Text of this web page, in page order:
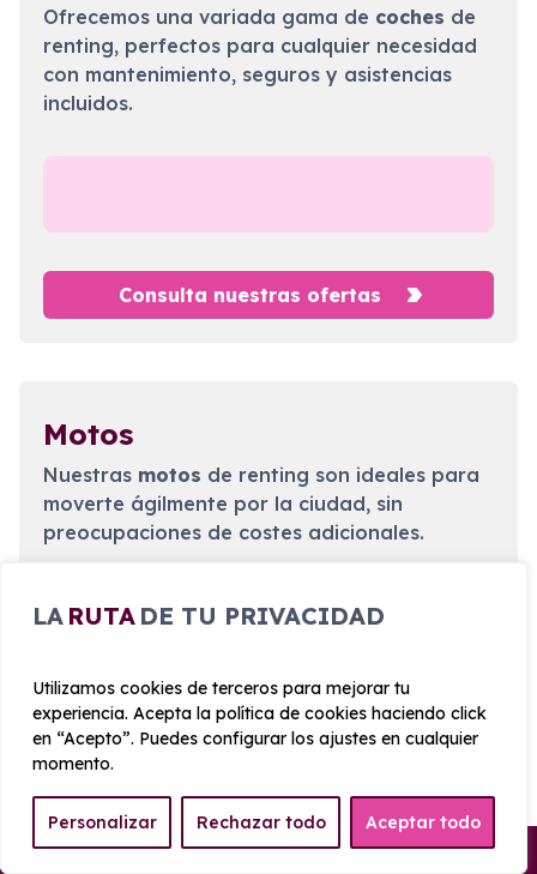
LA RUTA DE TU PRIVACIDAD
Utilizamos cookies de terceros para mejorar tu
experiencia. Acepta la política de cookies haciendo click
en “Acepto”. Puedes configurar los ajustes en cualquier
momento.
Personalizar Rechazar todo Aceptar todo
Ofrecemos una variada gama de coches de
renting, perfectos para cualquier necesidad
con mantenimiento, seguros y asistencias
incluidos.
Consulta nuestras ofertas
Motos
Nuestras motos de renting son ideales para
moverte ágilmente por la ciudad, sin
preocupaciones de costes adicionales.
Consulta nuestras ofertas